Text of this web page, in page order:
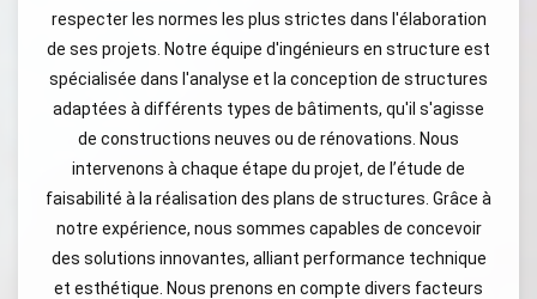
respecter les normes les plus strictes dans l'élaboration
de ses projets. Notre équipe d'ingénieurs en structure est
spécialisée dans l'analyse et la conception de structures
adaptées à différents types de bâtiments, qu'il s'agisse
de constructions neuves ou de rénovations. Nous
intervenons à chaque étape du projet, de l’étude de
faisabilité à la réalisation des plans de structures. Grâce à
notre expérience, nous sommes capables de concevoir
des solutions innovantes, alliant performance technique
et esthétique. Nous prenons en compte divers facteurs